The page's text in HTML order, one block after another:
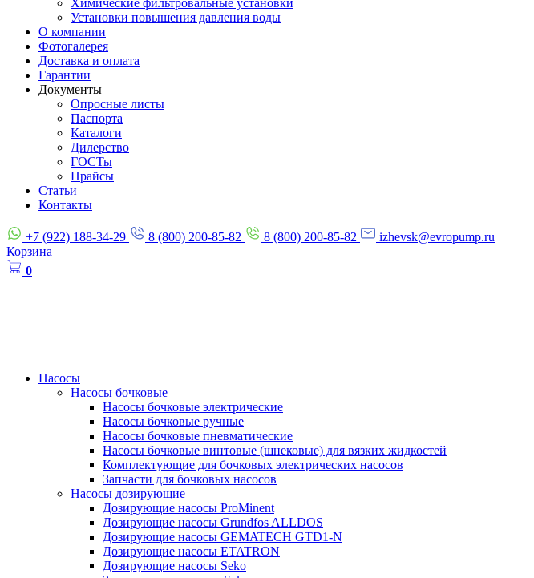
Химические фильтровальные установки
Установки повышения давления воды
О компании
Фотогалерея
Доставка и оплата
Гарантии
Документы
Опросные листы
Паспорта
Каталоги
Дилерство
ГОСТы
Прайсы
Статьи
Контакты
+7 (922) 188-34-29 8 (800) 200-85-82 8 (800) 200-85-82
izhevsk@evropump.ru
Корзина
0
Насосы
Насосы бочковые
Насосы бочковые электрические
Насосы бочковые ручные
Насосы бочковые пневматические
Насосы бочковые винтовые (шнековые) для вязких жидкостей
Комплектующие для бочковых электрических насосов
Запчасти для бочковых насосов
Насосы дозирующие
Дозирующие насосы ProMinent
Дозирующие насосы Grundfos ALLDOS
Дозирующие насосы GEMATECH GTD1-N
Дозирующие насосы ETATRON
Дозирующие насосы Seko